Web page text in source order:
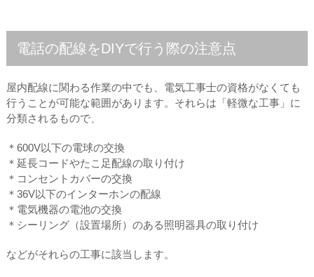
電話の配線をDIYで行う際の注意点
屋内配線に関わる作業の中でも、電気工事士の資格がなくても
行うことが可能な範囲があります。それらは「軽微な工事」に
分類されるもので、
＊600V以下の電球の交換
＊延長コードやたこ足配線の取り付け
＊コンセントカバーの交換
＊36V以下のインターホンの配線
＊電気機器の電池の交換
＊シーリング（設置場所）のある照明器具の取り付け
などがそれらの工事に該当します。